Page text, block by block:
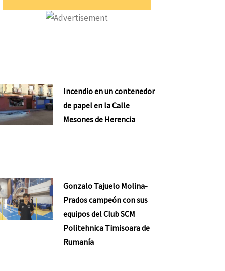
Incendio en un contenedor
de papel en la Calle
Mesones de Herencia
Gonzalo Tajuelo Molina-
Prados campeón con sus
equipos del Club SCM
Politehnica Timisoara de
Rumanía